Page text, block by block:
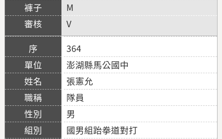
M
V
364
澎湖縣馬公國中
張憲允
隊員
男
國男組跆拳道對打